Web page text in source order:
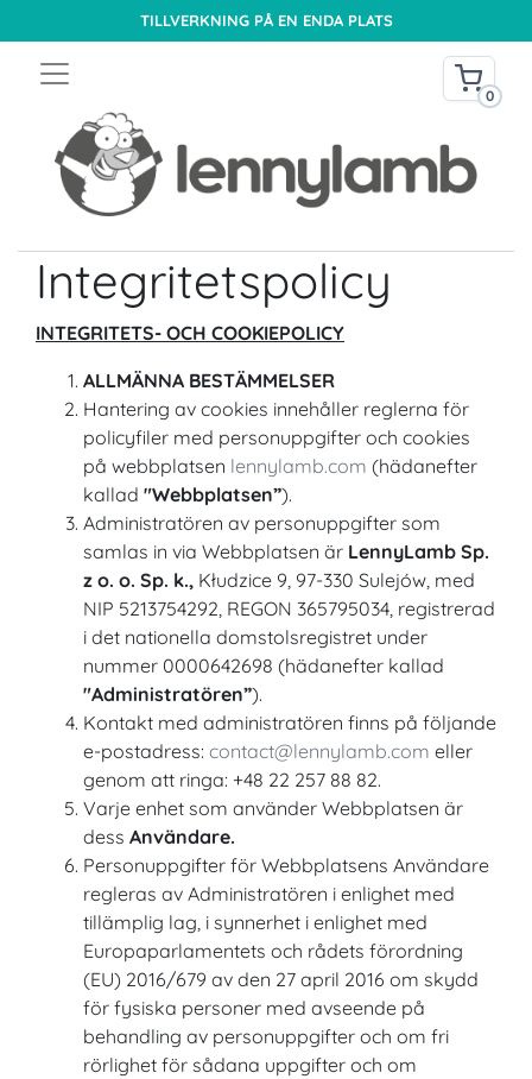
TILLVERKNING PÅ EN ENDA PLATS
0
Integritetspolicy
INTEGRITETS- OCH COOKIEPOLICY
ALLMÄNNA BESTÄMMELSER
Hantering av cookies innehåller reglerna för
policyfiler med personuppgifter och cookies
på webbplatsen lennylamb.com (hädanefter
kallad "Webbplatsen”).
Administratören av personuppgifter som
samlas in via Webbplatsen är LennyLamb Sp.
z o. o. Sp. k., Kłudzice 9, 97-330 Sulejów, med
NIP 5213754292, REGON 365795034, registrerad
i det nationella domstolsregistret under
nummer 0000642698 (hädanefter kallad
"Administratören”).
Kontakt med administratören finns på följande
e-postadress: contact@lennylamb.com eller
genom att ringa: +48 22 257 88 82.
Varje enhet som använder Webbplatsen är
dess Användare.
Personuppgifter för Webbplatsens Användare
regleras av Administratören i enlighet med
tillämplig lag, i synnerhet i enlighet med
Europaparlamentets och rådets förordning
(EU) 2016/679 av den 27 april 2016 om skydd
för fysiska personer med avseende på
behandling av personuppgifter och om fri
rörlighet för sådana uppgifter och om